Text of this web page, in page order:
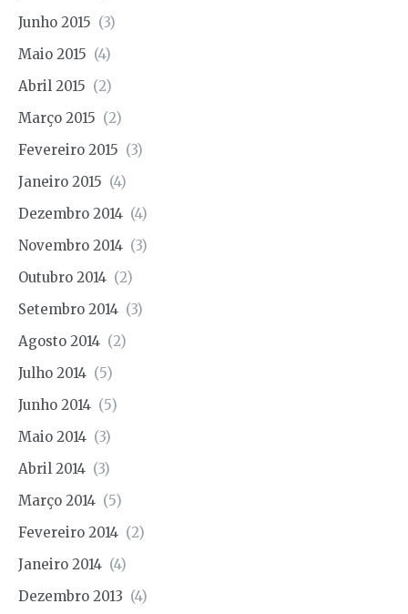
Junho 2015 (3)
Maio 2015 (4)
Abril 2015 (2)
Março 2015 (2)
Fevereiro 2015 (3)
Janeiro 2015 (4)
Dezembro 2014 (4)
Novembro 2014 (3)
Outubro 2014 (2)
Setembro 2014 (3)
Agosto 2014 (2)
Julho 2014 (5)
Junho 2014 (5)
Maio 2014 (3)
Abril 2014 (3)
Março 2014 (5)
Fevereiro 2014 (2)
Janeiro 2014 (4)
Dezembro 2013 (4)